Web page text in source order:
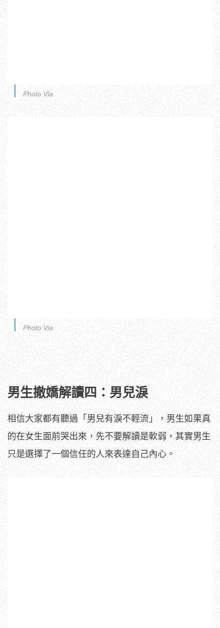
Photo Via
Photo Via
男生撤嬌解讀四：男兒淚
相信大家都有聽過「男兒有淚不輕流」，男生如果真
的在女生面前哭出來，先不要解讀是軟弱，其實男生
只是選擇了一個信任的人來表達自己內心。